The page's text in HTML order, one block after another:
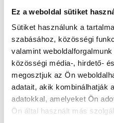
Ez a weboldal sütiket
Sütiket használunk a
szabásához, közösségi
valamint
közösségi média-, hirdető-
megosztjuk az Ön
adatait, akik kombinálhatják
adatokkal, amelyeket Ön
Ön által használt más
Főoldal Klinikák
Bőrgyógyász, Budapest,